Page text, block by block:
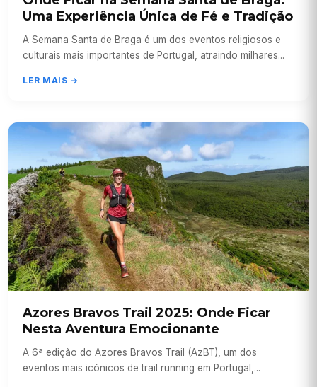
Uma Experiência Única de Fé e Tradição
A Semana Santa de Braga é um dos eventos religiosos e
culturais mais importantes de Portugal, atraindo milhares...
LER MAIS →
Azores Bravos Trail 2025: Onde Ficar
Nesta Aventura Emocionante
A 6ª edição do Azores Bravos Trail (AzBT), um dos
eventos mais icónicos de trail running em Portugal,...